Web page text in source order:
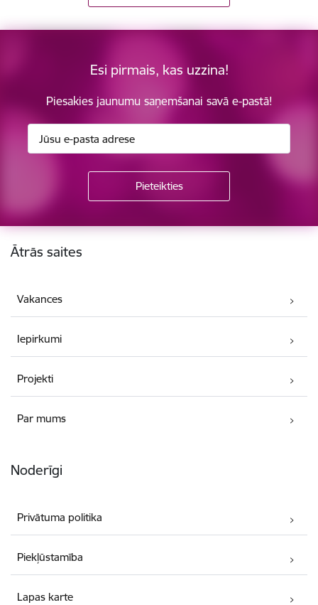
Esi pirmais, kas uzzina!
Piesakies jaunumu saņemšanai savā e-pastā!
Kājene
Ātrās saites
Vakances
Iepirkumi
Projekti
Par mums
Noderīgi
Privātuma politika
Piekļūstamība
Lapas karte